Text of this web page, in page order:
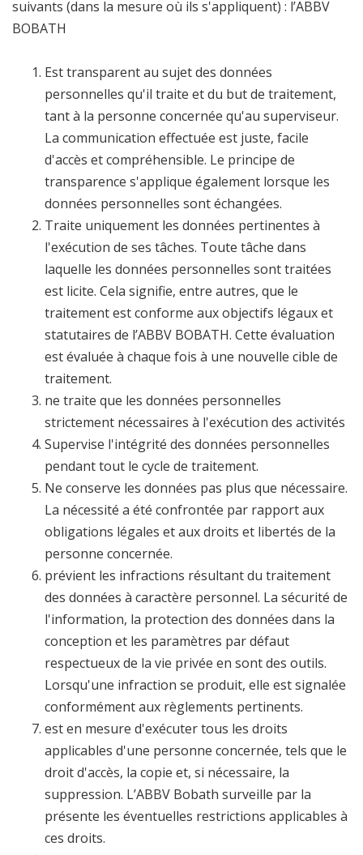
suivants (dans la mesure où ils s'appliquent) : l’ABBV
BOBATH
Est transparent au sujet des données
personnelles qu'il traite et du but de traitement,
tant à la personne concernée qu'au superviseur.
La communication effectuée est juste, facile
d'accès et compréhensible. Le principe de
transparence s'applique également lorsque les
données personnelles sont échangées.
Traite uniquement les données pertinentes à
l'exécution de ses tâches. Toute tâche dans
laquelle les données personnelles sont traitées
est licite. Cela signifie, entre autres, que le
traitement est conforme aux objectifs légaux et
statutaires de l’ABBV BOBATH. Cette évaluation
est évaluée à chaque fois à une nouvelle cible de
traitement.
ne traite que les données personnelles
strictement nécessaires à l'exécution des activités
Supervise l'intégrité des données personnelles
pendant tout le cycle de traitement.
Ne conserve les données pas plus que nécessaire.
La nécessité a été confrontée par rapport aux
obligations légales et aux droits et libertés de la
personne concernée.
prévient les infractions résultant du traitement
des données à caractère personnel. La sécurité de
l'information, la protection des données dans la
conception et les paramètres par défaut
respectueux de la vie privée en sont des outils.
Lorsqu'une infraction se produit, elle est signalée
conformément aux règlements pertinents.
est en mesure d'exécuter tous les droits
applicables d'une personne concernée, tels que le
droit d'accès, la copie et, si nécessaire, la
suppression. L’ABBV Bobath surveille par la
présente les éventuelles restrictions applicables à
ces droits.